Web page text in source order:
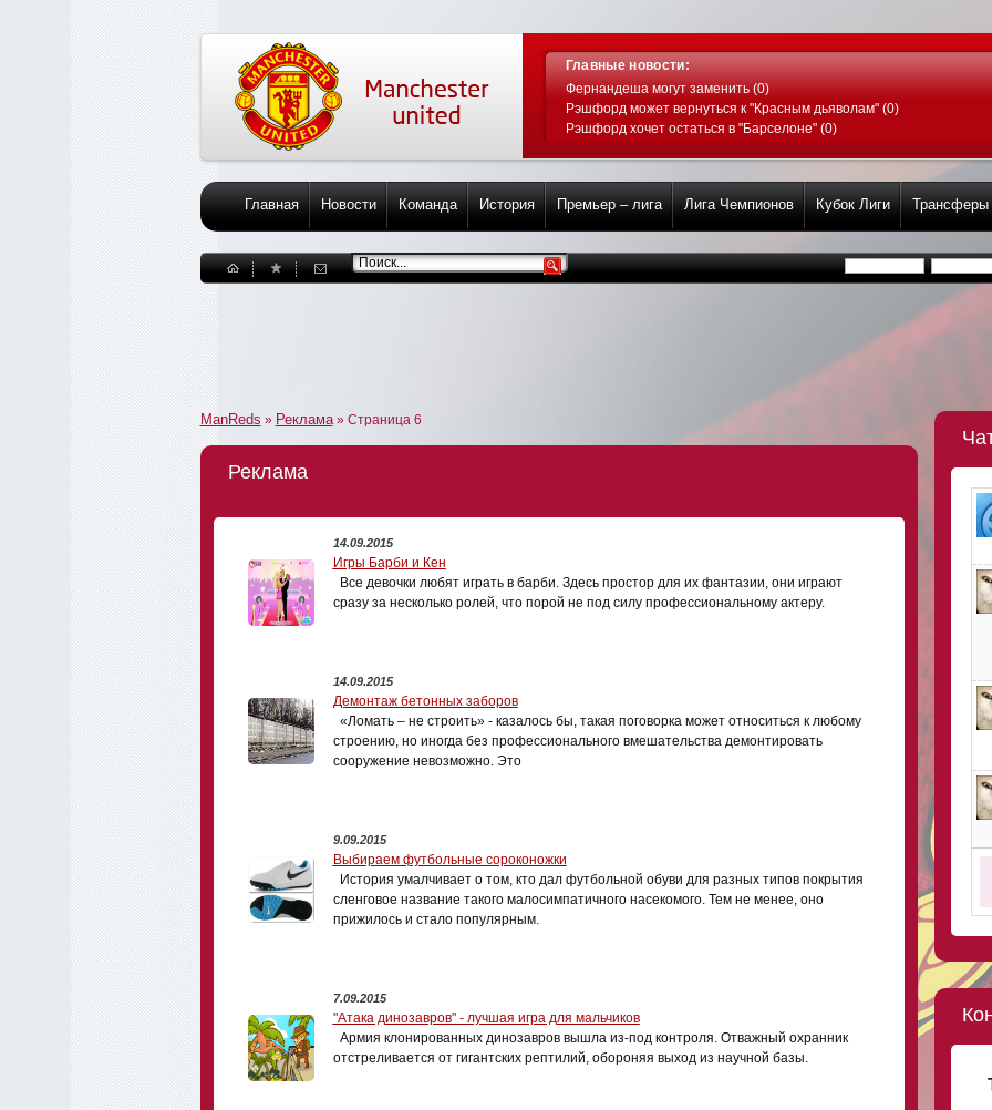
Главные новости:
Фернандеша могут заменить (0)
Рэшфорд может вернуться к "Красным дьяволам" (0)
Рэшфорд хочет остаться в "Барселоне" (0)
Главная Новости Команда История Премьер – лига Лига Чемпионов Кубок Лиги Трансферы
ManReds » Реклама» Страница 6
Реклама
14.09.2015
Игры Барби и Кен
Все девочки любят играть в барби. Здесь простор для их фантазии, они играют
сразу за несколько ролей, что порой не под силу профессиональному актеру.
14.09.2015
Демонтаж бетонных заборов
«Ломать – не строить» - казалось бы, такая поговорка может относиться к любому
строению, но иногда без профессионального вмешательства демонтировать
сооружение невозможно. Это
9.09.2015
Выбираем футбольные сороконожки
История умалчивает о том, кто дал футбольной обуви для разных типов покрытия
сленговое название такого малосимпатичного насекомого. Тем не менее, оно
прижилось и стало популярным.
7.09.2015
"Атака динозавров" - лучшая игра для мальчиков
Армия клонированных динозавров вышла из-под контроля. Отважный охранник
отстреливается от гигантских рептилий, обороняя выход из научной базы.